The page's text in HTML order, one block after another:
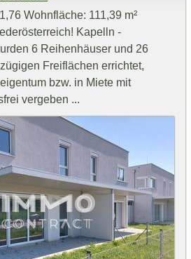
Wohnfläche: 111,39 m²
Kapelln -
6 Reihenhäuser und 26
Freiflächen errichtet,
bzw. in Miete mit
vergeben ...